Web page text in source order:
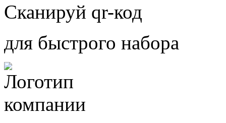
Сканируй qr-код
для быстрого набора